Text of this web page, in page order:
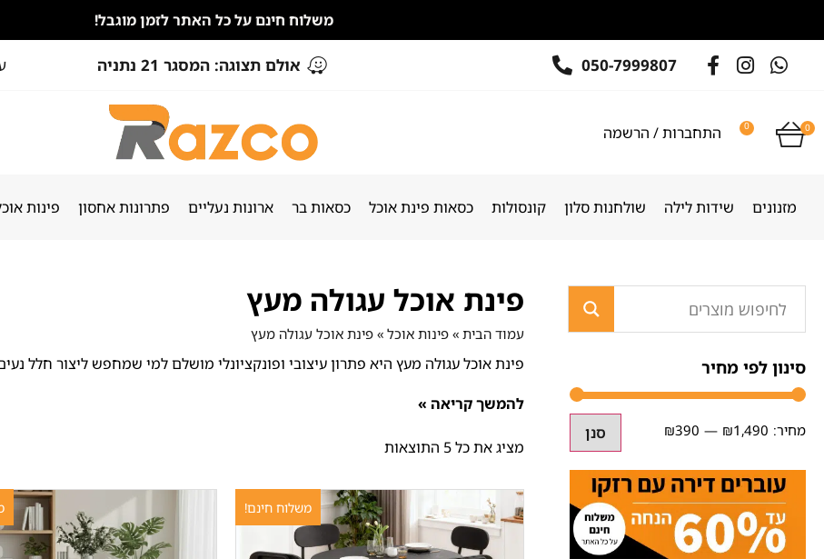
משלוח חינם על כל האתר לזמן מוגבל!
050-7999807 אולם תצוגה: המסגר 21 נתניה
0
0 התחברות / הרשמה
מזנונים שידות לילה שולחנות סלון קונסולות כסאות פינת אוכל כסאות בר ארונות נעליים פתרונות אחסון פינות
סינון לפי מחיר
סנן ₪390 ₪1,490
פינת אוכל עגולה מעץ
עמוד הבית »פינות אוכל »פינת אוכל עגולה מעץ
פינת אוכל עגולה מעץ היא פתרון עיצובי ופונקציונלי מושלם למי שמחפש ליצור חלל
להמשך קריאה »
מציג את כל 5 התוצאות
משלוח חינם!